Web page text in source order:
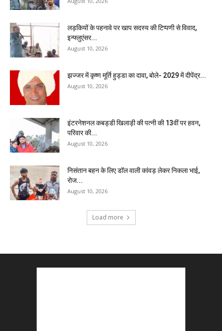
लड़कियों के पहनावे पर खाप सदस्य की टिप्पणी से विवाद,
इन्फ्लुएंसर...
August 10, 2026
झज्जर में कृष्ण मूर्ति हुड्डा का दावा, बोले- 2029 में दीपेंद्र...
August 10, 2026
इंटरनेशनल कबड्डी खिलाड़ी की पत्नी की 13वीं पर हवन,
परिवार की...
August 10, 2026
निसंतान बहन के लिए डॉल वाली कांवड़ लेकर निकला भाई,
रोज...
August 10, 2026
Load more